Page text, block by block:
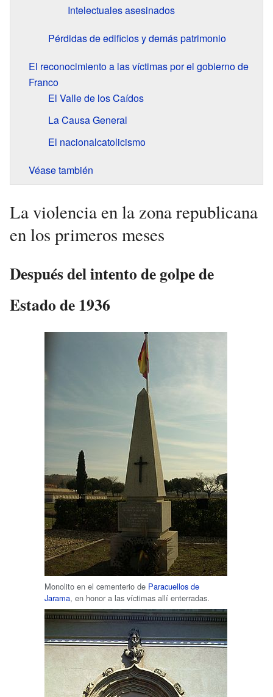
Intelectuales asesinados
Pérdidas de edificios y demás patrimonio
El reconocimiento a las víctimas por el gobierno de
Franco
El Valle de los Caídos
La Causa General
El nacionalcatolicismo
Véase también
La violencia en la zona republicana
en los primeros meses
Después del intento de golpe de
Estado de 1936
Monolito en el cementerio de Paracuellos de
Jarama, en honor a las víctimas allí enterradas.